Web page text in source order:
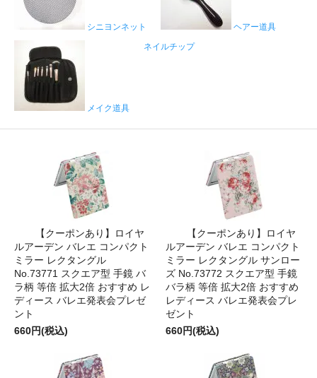
シニヨンネット ヘアー道具
メイク道具
ネイルチップ
【クーポンあり】ロイヤ
ルアーデン バレエ コンパクト
ミラー レクタングル
No.73771 スクエア型 手鏡 バ
ラ柄 等倍 拡大2倍 おすすめ レ
ディース バレエ発表会プレゼ
ント
660円(税込)
【クーポンあり】ロイヤ
ルアーデン バレエ コンパクト
ミラー レクタングル サンロー
ズ No.73772 スクエア型 手鏡
バラ柄 等倍 拡大2倍 おすすめ
レディース バレエ発表会プレ
ゼント
660円(税込)